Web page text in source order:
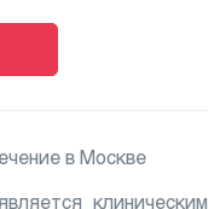
клиническим